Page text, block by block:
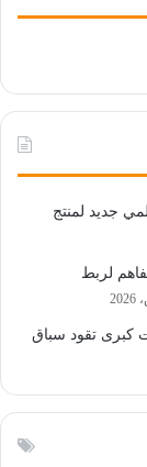
جديد لمنتج
لربط
العاملة في مصر.. 8 كيانات كبرى تقود سباق